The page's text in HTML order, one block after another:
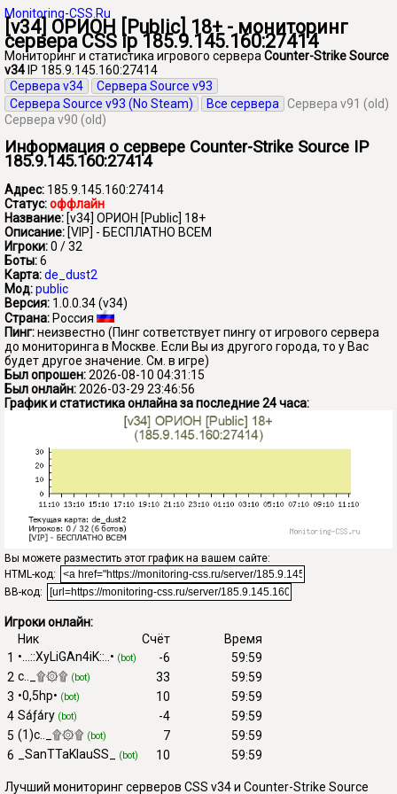
Monitoring-CSS.Ru
[v34] ОРИОН [Public] 18+ - мониторинг
сервера CSS ip 185.9.145.160:27414
Мониторинг и статистика игрового сервера Counter-Strike Source
v34 IP 185.9.145.160:27414
Сервера v34
Сервера Source v93
Сервера Source v93 (No Steam)
Все сервера
Сервера v91 (old)
Сервера v90 (old)
Информация о сервере Counter-Strike Source IP
185.9.145.160:27414
Адрес: 185.9.145.160:27414
Статус:оффлайн
Название: [v34] ОРИОН [Public] 18+
Описание: [VIP] - БЕСПЛАТНО ВСЕМ
Игроки:0 / 32
Боты:6
Карта:de_dust2
Мод:public
Версия: 1.0.0.34 (v34)
Страна: Россия
Пинг:неизвестно (Пинг сответствует пингу от игрового сервера
до мониторинга в Москве. Если Вы из другого города, то у Вас
будет другое значение. См. в игре)
Был опрошен:2026-08-10 04:31:15
Был онлайн:2026-03-29 23:46:56
График и статистика онлайна за последние 24 часа:
Вы можете разместить этот график на вашем сайте:
HTML-код:
BB-код:
Игроки онлайн:
Ник
Счёт
Время
1 •...::XyLiGAn4iK::..• (bot) -6
59:59
2 с.._۩۞۩ (bot) 33
59:59
3 •0,5hp• (bot) 10
59:59
4 Sǻƒǻry (bot) -4
59:59
5 (1)с.._۩۞۩ (bot) 7
59:59
6
_SanTTaKlauSS_ (bot) 10 59:59
Лучший мониторинг серверов CSS v34 и Counter-Strike Source